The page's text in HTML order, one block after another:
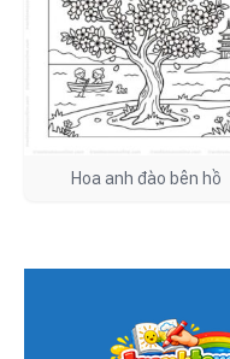
Hoa anh đào bên hồ